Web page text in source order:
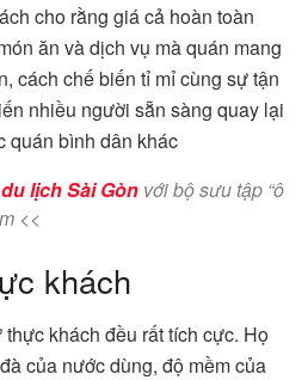
cho rằng giá cả hoàn toàn
ăn và dịch vụ mà quán mang
cách chế biến tỉ mỉ cùng sự tận
nhiều người sẵn sàng quay lại
quán bình dân khác​
du lịch Sài Gòn với bộ sưu tập “ô
<<
khách
khách đều rất tích cực. Họ
của nước dùng, độ mềm của